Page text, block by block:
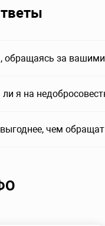
обращаясь за вашими
ли я на
чем